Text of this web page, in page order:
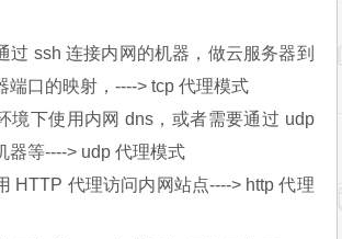
过 ssh 连接内网的机器，做云服务器到
端口的映射，----> tcp 代理模式
境下使用内网 dns，或者需要通过 udp
器等----> udp 代理模式
HTTP 代理访问内网站点----> http 代理